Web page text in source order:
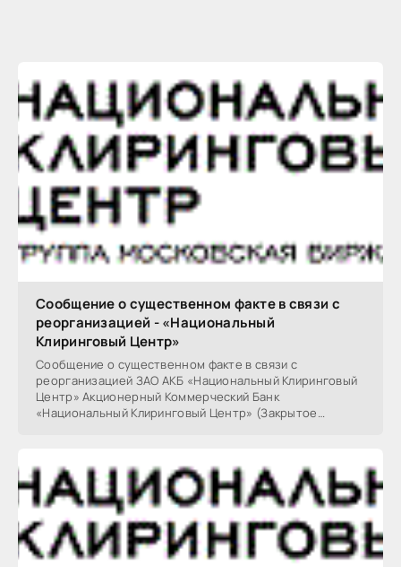
Сообщение о существенном факте в связи с
реорганизацией - «Национальный
Клиринговый Центр»
Сообщение о существенном факте в связи с
реорганизацией ЗАО АКБ «Национальный Клиринговый
Центр» Акционерный Коммерческий Банк
«Национальный Клиринговый Центр» (Закрытое